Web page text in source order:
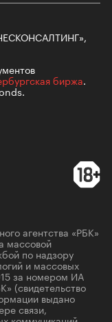
биржа.
агентства «РБК»
массовой
по надзору
и массовых
за номером ИА
(свидетельство
выдано
связи,